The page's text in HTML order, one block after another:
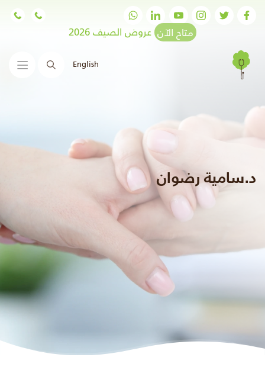
متاح الآن عروض الصيف 2026
English البحث
د.سامية رضوان